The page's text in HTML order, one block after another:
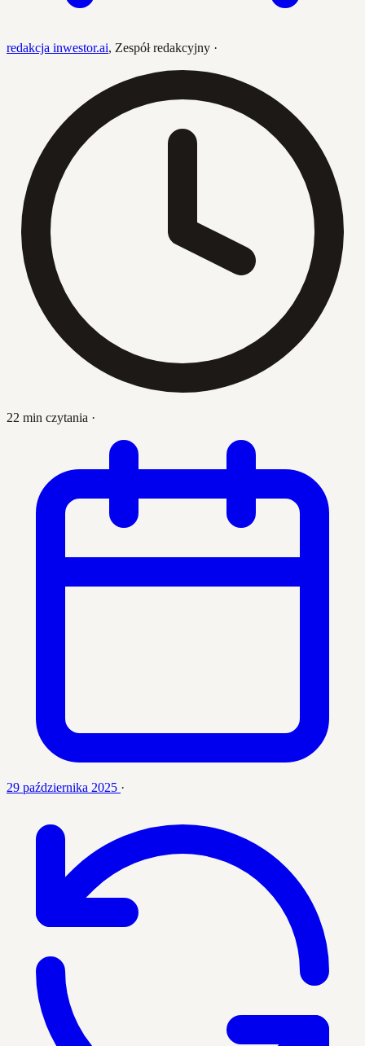
redakcja inwestor.ai, Zespół redakcyjny ·
22 min czytania ·
29 października 2025 ·